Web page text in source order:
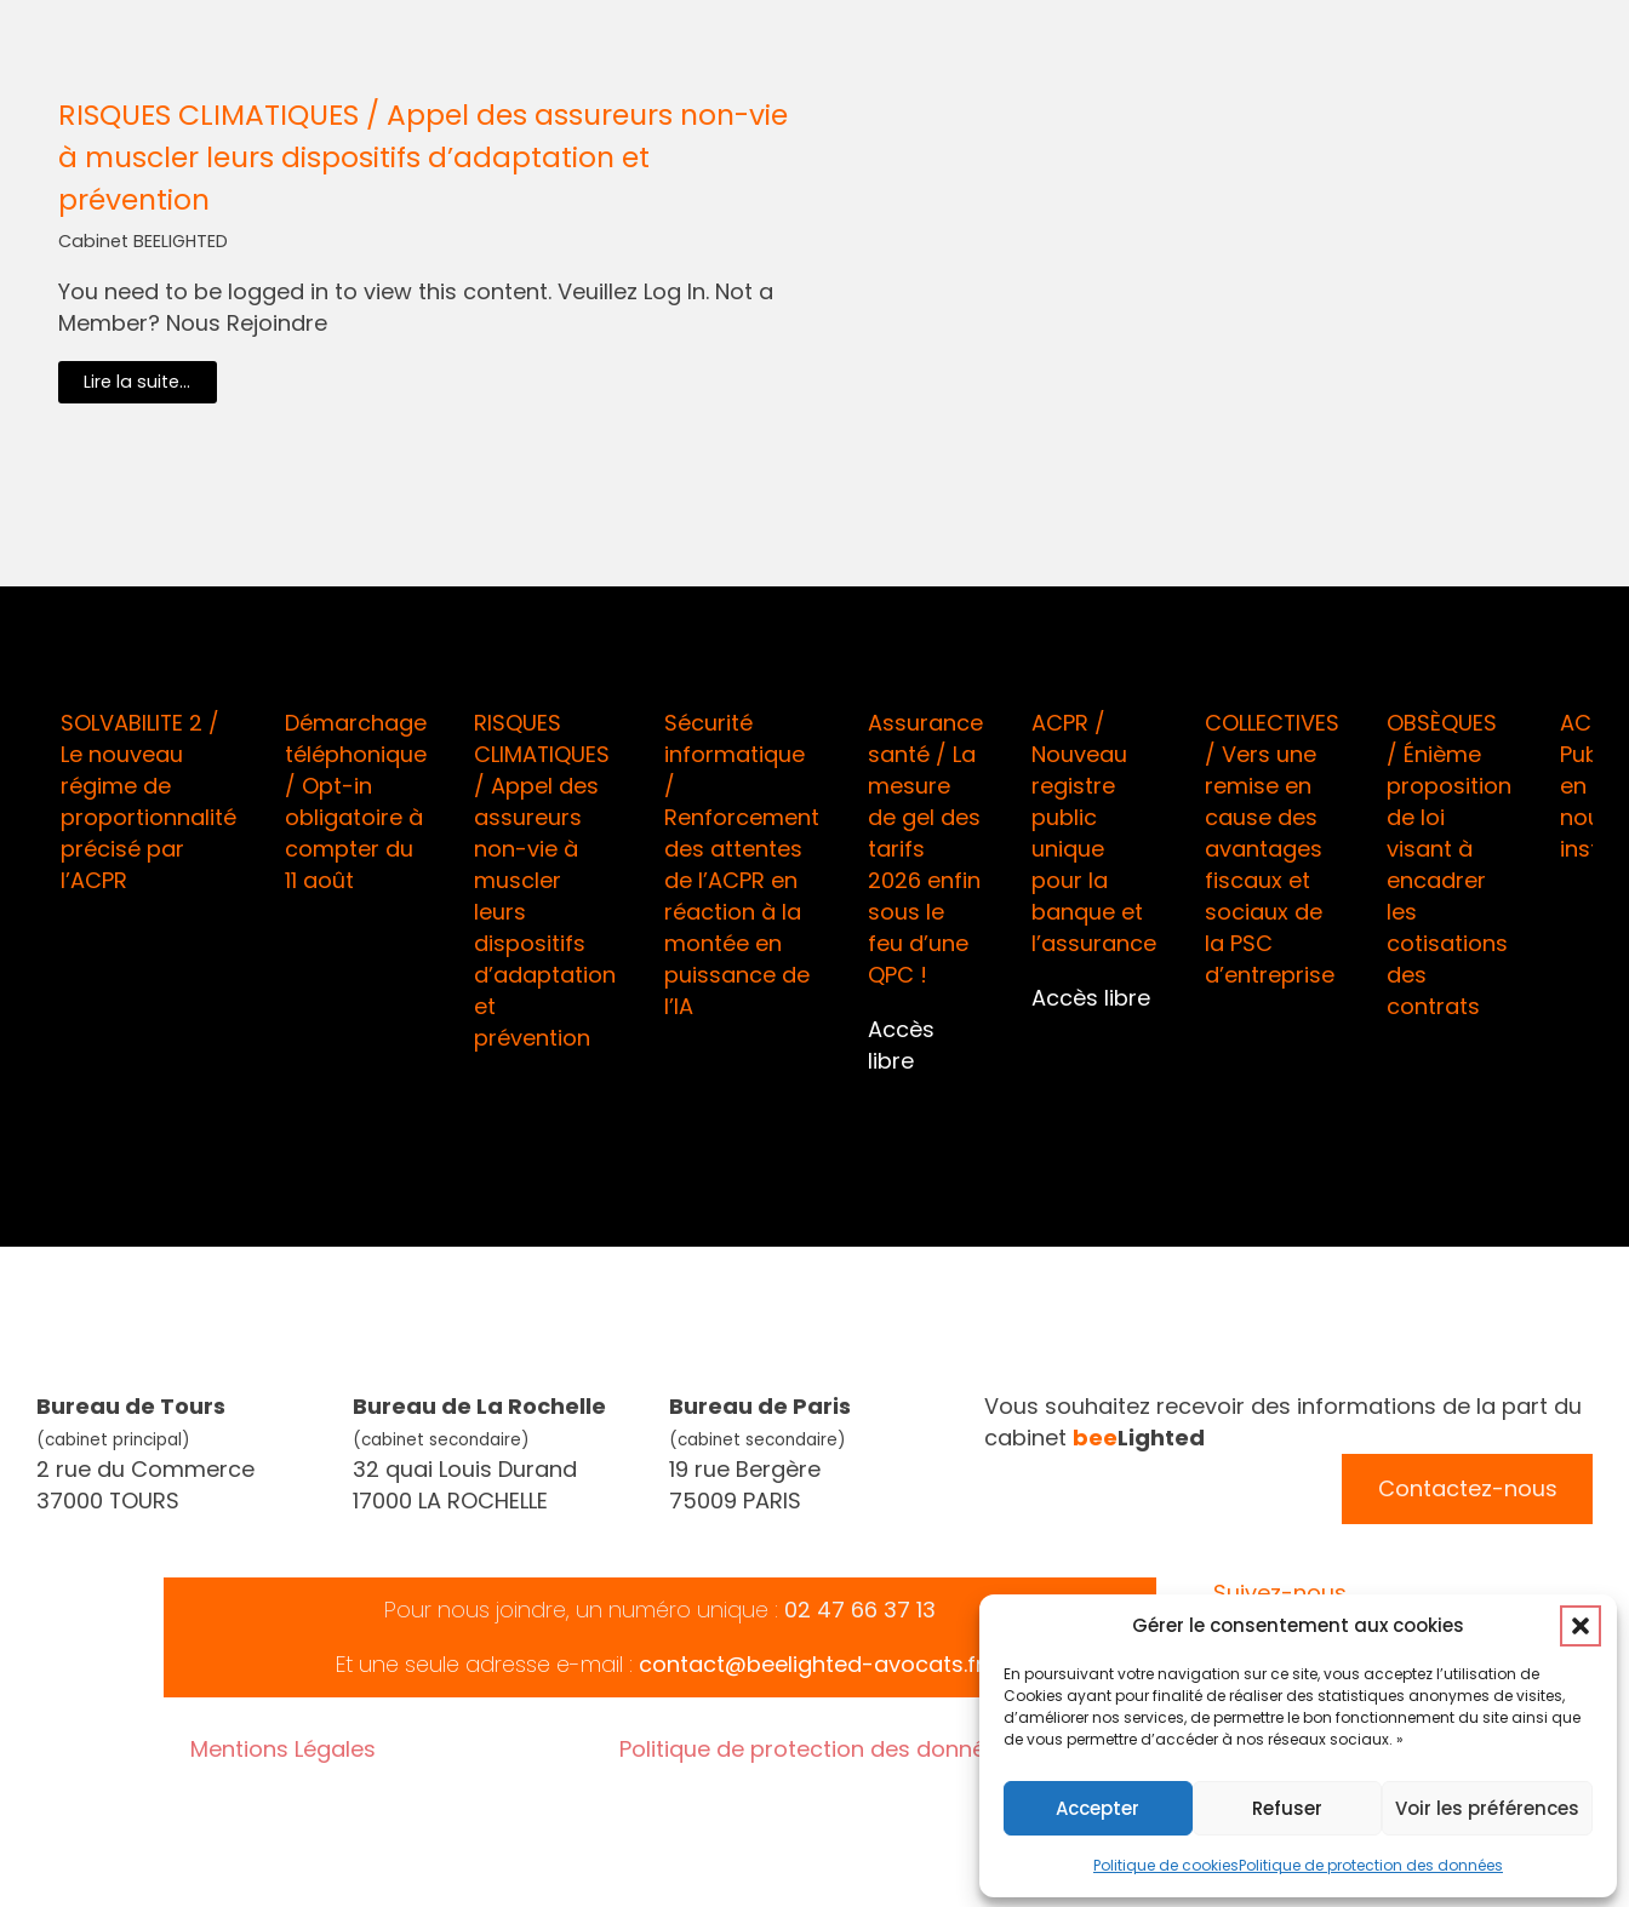
Gérer le consentement aux cookies
En poursuivant votre navigation sur ce site, vous acceptez l’utilisation de
Cookies ayant pour finalité de réaliser des statistiques anonymes de visites,
d’améliorer nos services, de permettre le bon fonctionnement du site ainsi que
de vous permettre d’accéder à nos réseaux sociaux. »
Accepter Refuser Voir les préférences
Politique de cookiesPolitique de protection des données
RISQUES CLIMATIQUES / Appel des assureurs non-vie
à muscler leurs dispositifs d’adaptation et
prévention
Cabinet BEELIGHTED
You need to be logged in to view this content. Veuillez Log In. Not a
Member? Nous Rejoindre
Lire la suite...
SOLVABILITE 2 /
Le nouveau
régime de
proportionnalité
précisé par
l’ACPR
Démarchage
téléphonique
/ Opt-in
obligatoire à
compter du
11 août
RISQUES
CLIMATIQUES
/ Appel des
assureurs
non-vie à
muscler
leurs
dispositifs
d’adaptation
et
prévention
Sécurité
informatique
/
Renforcement
des attentes
de l’ACPR en
réaction à la
montée en
puissance de
l’IA
Assurance
santé / La
mesure
de gel des
tarifs
2026 enfin
sous le
feu d’une
QPC !
Accès
libre
ACPR /
Nouveau
registre
public
unique
pour la
banque et
l’assurance
Accès libre
COLLECTIVES
/ Vers une
remise en
cause des
avantages
fiscaux et
sociaux de
la PSC
d’entreprise
OBSÈQUES
/ Énième
proposition
de loi
visant à
encadrer
les
cotisations
des
contrats
ACPR
en
Bureau de Tours
(cabinet principal)
2 rue du Commerce
37000 TOURS
Bureau de La Rochelle
(cabinet secondaire)
32 quai Louis Durand
17000 LA ROCHELLE
Bureau de Paris
(cabinet secondaire)
19 rue Bergère
75009 PARIS
Vous souhaitez recevoir des informations de la part du
cabinet beeLighted
Contactez-nous
Pour nous joindre, un numéro unique : 02 47 66 37 13
Et une seule adresse e-mail : contact@beelighted-avocats.fr
Suivez-nous
Mentions Légales Politique de protection des données Politique des cookies (EU)